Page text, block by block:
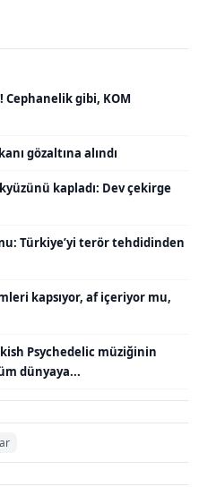
gibi, KOM
gözaltına alındı
kapladı: Dev çekirge
Türkiye’yi terör tehdidinden
kapsıyor, af içeriyor mu,
Psychedelic müziğinin
dünyaya...